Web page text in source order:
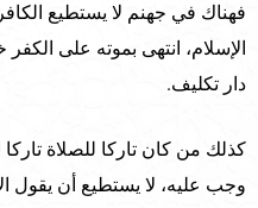
فهناك في جهنم لا يستطيع
الإسلام، انتهى بموته على
دار تكليف.
كذلك من كان تاركا للصلاة
وجب عليه، لا يستطيع أن يقول